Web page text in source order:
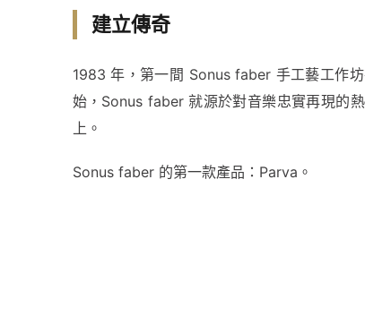
建立傳奇
1983 年，第一間 Sonus faber 手工藝工作
始，Sonus faber 就源於對音樂忠實再現的
上。
Sonus faber 的第一款產品：Parva。